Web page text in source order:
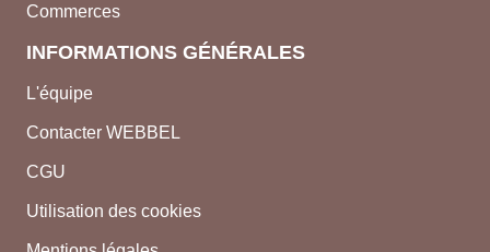
Commerces
INFORMATIONS GÉNÉRALES
L'équipe
Contacter WEBBEL
CGU
Utilisation des cookies